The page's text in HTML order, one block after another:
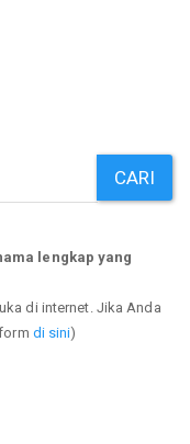
CARI
lengkap yang
di internet. Jika Anda
di sini)